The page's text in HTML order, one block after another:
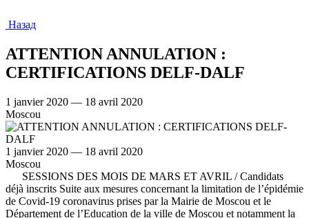
Назад
ATTENTION ANNULATION :
CERTIFICATIONS DELF-DALF
1 janvier 2020 — 18 avril 2020
Moscou
1 janvier 2020 — 18 avril 2020
Moscou
SESSIONS DES MOIS DE MARS ET AVRIL / Candidats
déjà inscrits Suite aux mesures concernant la limitation de l’épidémie
de Covid-19 coronavirus prises par la Mairie de Moscou et le
Département de l’Education de la ville de Moscou et notamment la